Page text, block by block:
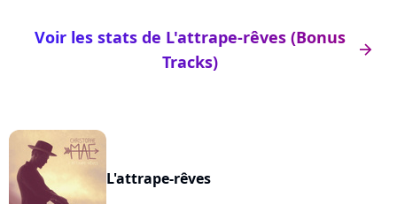
arrow_right
Voir les stats de L'attrape-rêves (Bonus
Tracks)
L'attrape-rêves